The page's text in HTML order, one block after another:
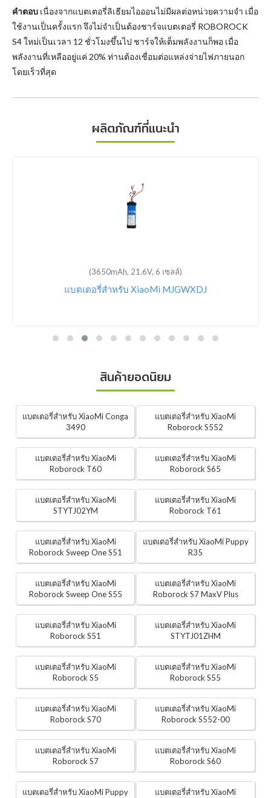
คำตอบ เนื่องจากแบตเตอรี่ลิเธียมไอออนไม่มีผลต่อหน่วยความจำ เมื่อ
ใช้งานเป็นครั้งแรก จึงไม่จำเป็นต้องชาร์จแบตเตอรี่ ROBOROCK
S4 ใหม่เป็นเวลา 12 ชั่วโมงขึ้นไป ชาร์จให้เต็มพลังงานก็พอ เมื่อ
พลังงานที่เหลืออยู่แค่ 20% ท่านต้องเชื่อมต่อแหล่งจ่ายไฟภายนอก
โดยเร็วที่สุด
ผลิตภัณฑ์ที่แนะนำ
(3650mAh, 21.6V, 6 เซลล์)
แบตเตอรี่สำหรับ XiaoMi MJGWXDJ
สินค้ายอดนิยม
แบตเตอรี่สำหรับ XiaoMi Conga
3490
แบตเตอรี่สำหรับ XiaoMi
Roborock S552
แบตเตอรี่สำหรับ XiaoMi
Roborock T60
แบตเตอรี่สำหรับ XiaoMi
Roborock S65
แบตเตอรี่สำหรับ XiaoMi
STYTJ02YM
แบตเตอรี่สำหรับ XiaoMi
Roborock T61
แบตเตอรี่สำหรับ XiaoMi
Roborock Sweep One S51
แบตเตอรี่สำหรับ XiaoMi Puppy
R35
แบตเตอรี่สำหรับ XiaoMi
Roborock Sweep One S55
แบตเตอรี่สำหรับ XiaoMi
Roborock S7 MaxV Plus
แบตเตอรี่สำหรับ XiaoMi
Roborock S51
แบตเตอรี่สำหรับ XiaoMi
STYTJ01ZHM
แบตเตอรี่สำหรับ XiaoMi
Roborock S5
แบตเตอรี่สำหรับ XiaoMi
Roborock S55
แบตเตอรี่สำหรับ XiaoMi
Roborock S70
แบตเตอรี่สำหรับ XiaoMi
Roborock S552-00
แบตเตอรี่สำหรับ XiaoMi
Roborock S7
แบตเตอรี่สำหรับ XiaoMi
Roborock S60
แบตเตอรี่สำหรับ XiaoMi Puppy
แบตเตอรี่สำหรับ XiaoMi